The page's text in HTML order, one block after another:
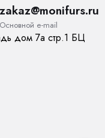
zakaz@monifurs.ru
Основной е-mail
дом 7а стр.1 БЦ